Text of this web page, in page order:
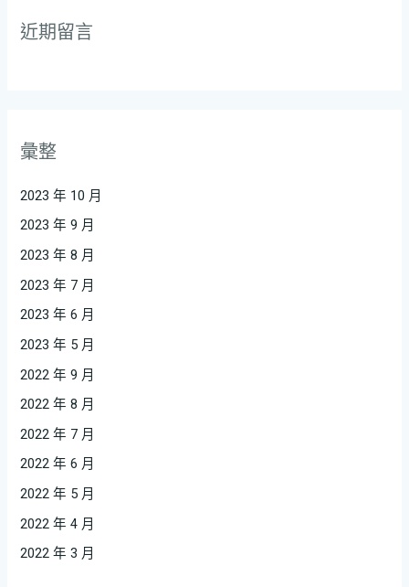
近期留言
彙整
2023 年 10 月
2023 年 9 月
2023 年 8 月
2023 年 7 月
2023 年 6 月
2023 年 5 月
2022 年 9 月
2022 年 8 月
2022 年 7 月
2022 年 6 月
2022 年 5 月
2022 年 4 月
2022 年 3 月